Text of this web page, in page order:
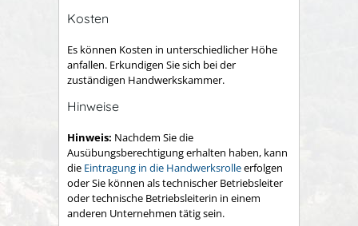
Kosten
Es können Kosten in unterschiedlicher Höhe
anfallen. Erkundigen Sie sich bei der
zuständigen Handwerkskammer.
Hinweise
Hinweis: Nachdem Sie die
Ausübungsberechtigung erhalten haben, kann
die Eintragung in die Handwerksrolleerfolgen
oder Sie können als technischer Betriebsleiter
oder technische Betriebsleiterin in einem
anderen Unternehmen tätig sein.